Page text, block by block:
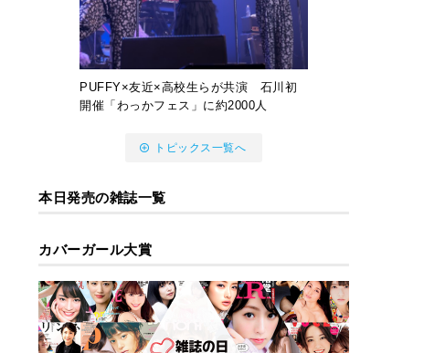
PUFFY×友近×高校生らが共演 石川初
開催「わっかフェス」に約2000人
トピックス一覧へ
本日発売の雑誌一覧
カバーガール大賞